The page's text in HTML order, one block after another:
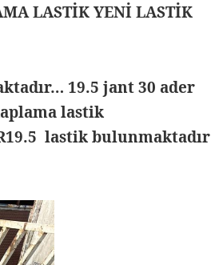
LASTİK YENİ LASTİK
19.5 jant 30 ader
lastik
lastik bulunmaktadır